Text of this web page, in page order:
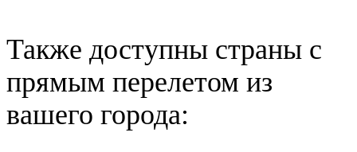
Также доступны страны с
прямым перелетом из
вашего города: